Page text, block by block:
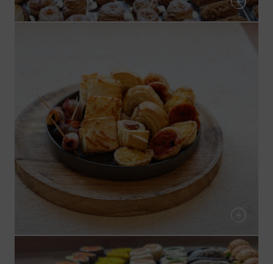
Feuilletés chauds